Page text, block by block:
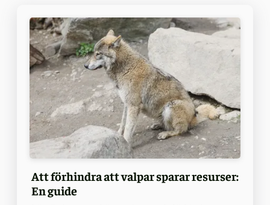
Att förhindra att valpar sparar resurser:
En guide